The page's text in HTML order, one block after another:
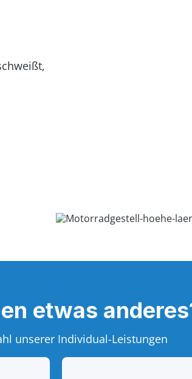
etwas
unserer Individual-Leistungen